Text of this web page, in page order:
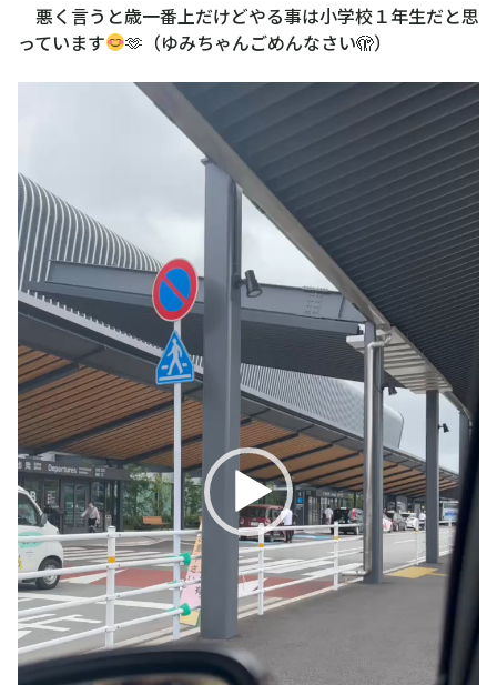
悪く言うと歳一番上だけどやる事は小学校１年生だと思
っています
🫶（ゆみちゃんごめんなさい🫣）
レ
ー
ヤ
ー